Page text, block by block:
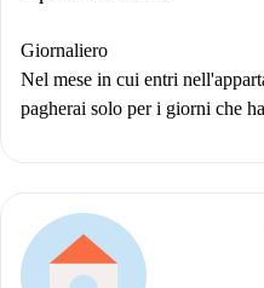
Giornaliero
Nel mese in cui entri
pagherai solo per i giorni che